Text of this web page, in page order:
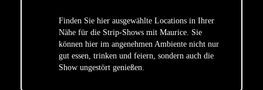
Finden Sie hier ausgewählte Locations in Ihrer
Nähe für die Strip-Shows mit Maurice. Sie
können hier im angenehmen Ambiente nicht nur
gut essen, trinken und feiern, sondern auch die
Show ungestört genießen.